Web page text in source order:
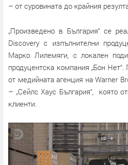
– от суровината до крайния
„Произведено в България“ се
Discovery с изпълнителни
Марко Лилемяги, с локален
продуцентска компания „Бон
от медийната агенция на Warner
– „Сейлс Хаус България“, която
клиенти.